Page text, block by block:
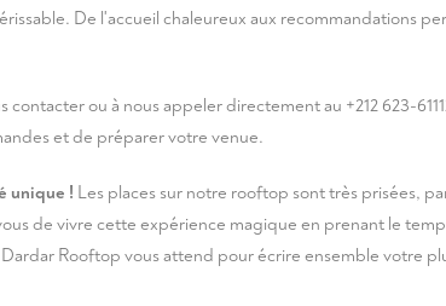
De l'accueil chaleureux aux recommandations
contacterou à nous appeler directement au +212 623-
et de préparer votre venue.
unique ! Les places sur notre rooftop sont très prisées,
de vivre cette expérience magique en prenant le
Rooftop vous attend pour écrire ensemble votre